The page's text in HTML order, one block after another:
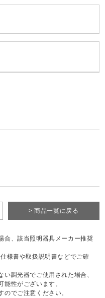
> 商品一覧に戻る
合、該当照明器具メーカー推奨
様書や取扱説明書などでご確
調光器でご使用された場合、
性がございます。
でご注意ください。